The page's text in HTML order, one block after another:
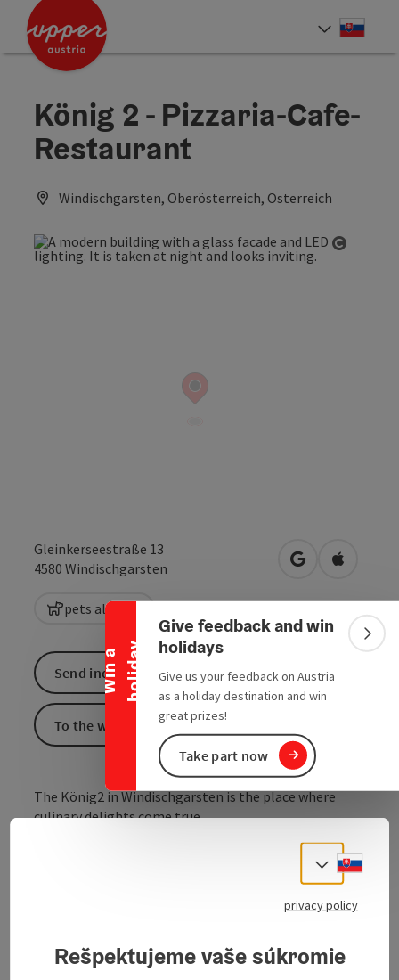
Accesskey
Accesskey
W
i
n
a
h
o
l
i
d
a y
Collapse banner
Give feedback and win
holidays
Give us your feedback on Austria
as a holiday destination and win
great prizes!
Take part now
König 2 - Pizzaria-Cafe-
Restaurant
Windischgarsten, Oberösterreich, Österreich
Gleinkerseestraße 13
4580 Windischgarsten open inOpen in
pets allowed
The König2 in Windischgarsten is the place where
culinary delights come true.
We welcome our culinary guests with our nutritious,
delicious and affordable dishes. See for yourself and
Send inquiry
To the website
Select
privacy policy
Rešpektujeme vaše súkromie